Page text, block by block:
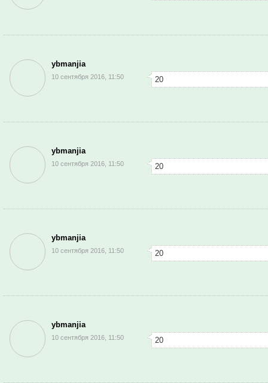
ybmanjia
10 сентября 2016, 11:50 20
ybmanjia
10 сентября 2016, 11:50 20
ybmanjia
10 сентября 2016, 11:50 20
ybmanjia
10 сентября 2016, 11:50 20